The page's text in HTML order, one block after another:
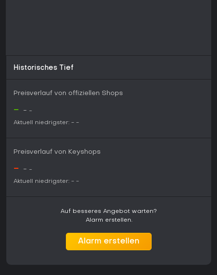
Historisches Tief
Preisverlauf von offiziellen Shops
- - -
Aktuell niedrigster: - -
Preisverlauf von Keyshops
- - -
Aktuell niedrigster: - -
Auf besseres Angebot warten?
Alarm erstellen.
Alarm erstellen